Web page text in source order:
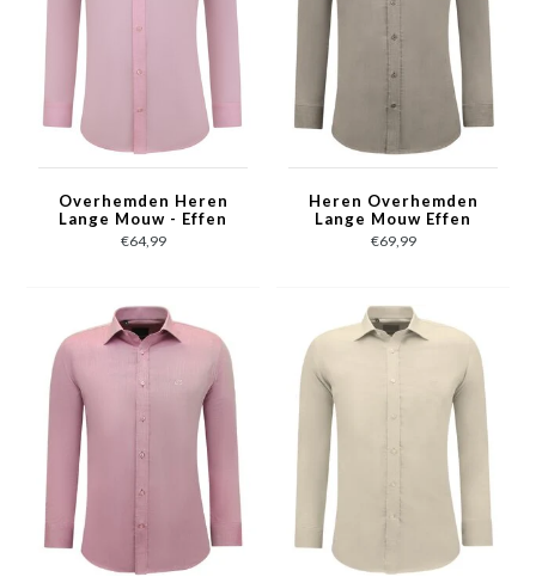
Overhemden Heren
Lange Mouw - Effen
Blouse Slim Fit - Roze
€64,99
Heren Overhemden
Lange Mouw Effen
Oxford Slim Fit - Bruin
€69,99